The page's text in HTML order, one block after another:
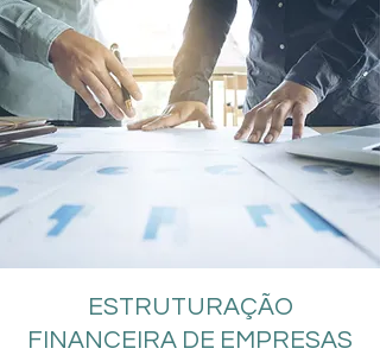
ESTRUTURAÇÃO
FINANCEIRA DE EMPRESAS